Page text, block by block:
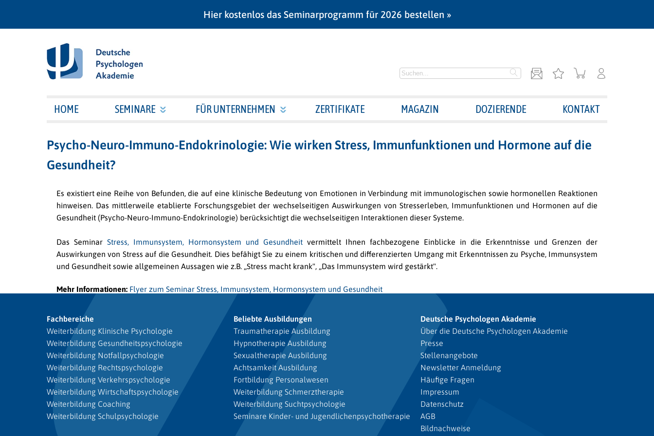
Hier kostenlos das Seminarprogramm für 2026 bestellen »
HOME SEMINARE FÜR UNTERNEHMEN ZERTIFIKATE MAGAZIN DOZIERENDE KONTAKT
Psycho-Neuro-Immuno-Endokrinologie: Wie wirken Stress, Immunfunktionen und Hormone auf die
Gesundheit?
Es existiert eine Reihe von Befunden, die auf eine klinische Bedeutung von Emotionen in Verbindung mit immunologischen sowie hormonellen Reaktionen
hinweisen. Das mittlerweile etablierte Forschungsgebiet der wechselseitigen Auswirkungen von Stresserleben, Immunfunktionen und Hormonen auf die
Gesundheit (Psycho-Neuro-Immuno-Endokrinologie) berücksichtigt die wechselseitigen Interaktionen dieser Systeme.
Das Seminar Stress, Immunsystem, Hormonsystem und Gesundheit vermittelt Ihnen fachbezogene Einblicke in die Erkenntnisse und Grenzen der
Auswirkungen von Stress auf die Gesundheit. Dies befähigt Sie zu einem kritischen und differenzierten Umgang mit Erkenntnissen zu Psyche, Immunsystem
und Gesundheit sowie allgemeinen Aussagen wie z.B. „Stress macht krank", „Das Immunsystem wird gestärkt".
Mehr Informationen: Flyer zum Seminar Stress, Immunsystem, Hormonsystem und Gesundheit
Fachbereiche
Weiterbildung Klinische Psychologie
Weiterbildung Gesundheitspsychologie
Weiterbildung Notfallpsychologie
Weiterbildung Rechtspsychologie
Weiterbildung Verkehrspsychologie
Weiterbildung Wirtschaftspsychologie
Weiterbildung Coaching
Weiterbildung Schulpsychologie
Beliebte Ausbildungen
Traumatherapie Ausbildung
Hypnotherapie Ausbildung
Sexualtherapie Ausbildung
Achtsamkeit Ausbildung
Fortbildung Personalwesen
Weiterbildung Schmerztherapie
Weiterbildung Suchtpsychologie
Seminare Kinder- und Jugendlichenpsychotherapie
Deutsche Psychologen Akademie
Über die Deutsche Psychologen Akademie
Presse
Stellenangebote
Newsletter Anmeldung
Häufige Fragen
Impressum
Datenschutz
AGB
Bildnachweise